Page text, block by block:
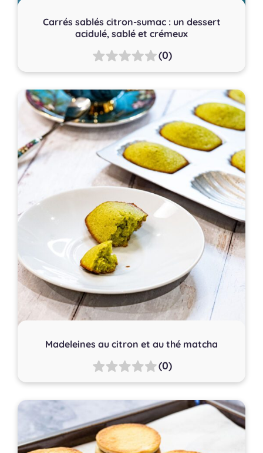
Carrés sablés citron-sumac : un dessert
acidulé, sablé et crémeux
(0)
Madeleines au citron et au thé matcha
(0)